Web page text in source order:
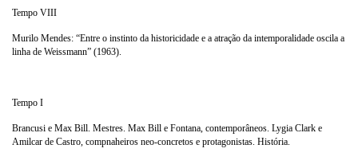
Tempo VIII
Murilo Mendes: “Entre o instinto da historicidade e a atração da intemporalidade oscila a
linha de Weissmann” (1963).
Tempo I
Brancusi e Max Bill. Mestres. Max Bill e Fontana, contemporâneos. Lygia Clark e
Amilcar de Castro, compnaheiros neo-concretos e protagonistas. História.